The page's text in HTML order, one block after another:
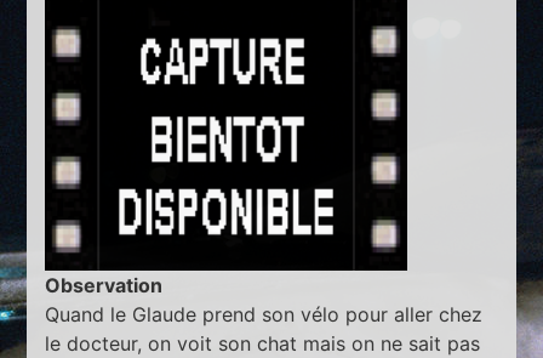
Observation
Quand le Glaude prend son vélo pour aller chez
le docteur, on voit son chat mais on ne sait pas